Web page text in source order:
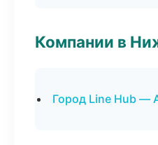
Компании в
Город Line Hub —